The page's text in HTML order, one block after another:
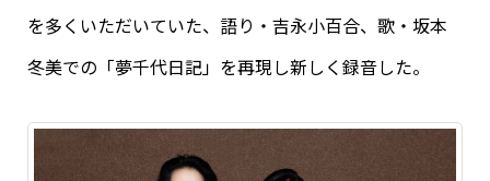
を多くいただいていた、語り・吉永小百合、歌・坂本
冬美での「夢千代日記」を再現し新しく録音した。